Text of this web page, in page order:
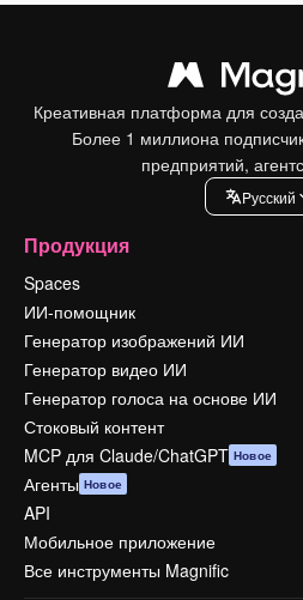
Креативная платформа для
Более 1 миллиона
предприятий,
Pусский
Продукция
Spaces
ИИ-помощник
Генератор изображений ИИ
Генератор видео ИИ
Генератор голоса на основе ИИ
Стоковый контент
MCP для Claude/ChatGPT Новое
Агенты Новое
API
Мобильное приложение
Все инструменты Magnific